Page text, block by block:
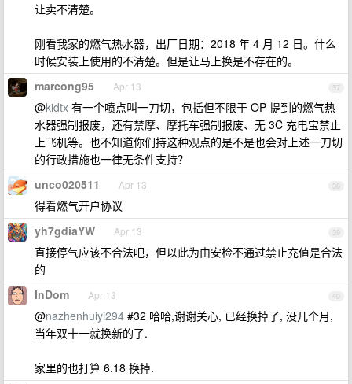
让卖不清楚。
刚看我家的燃气热水器，出厂日期：2018 年 4 月 12 日。什么
时候安装上使用的不清楚。但是让马上换是不存在的。
37
marcong95 Apr 13
@kidtx 有一个喷点叫一刀切，包括但不限于 OP 提到的燃气热
水器强制报废，还有禁摩、摩托车强制报废、无 3C 充电宝禁止
上飞机等。也不知道你们持这种观点的是不是也会对上述一刀切
的行政措施也一律无条件支持？
38
unco020511 Apr 13
得看燃气开户协议
39
yh7gdiaYW Apr 13
直接停气应该不合法吧，但以此为由安检不通过禁止充值是合法
的
40
InDom Apr 13
@nazhenhuiyi294 #32 哈哈,谢谢关心, 已经换掉了, 没几个月,
当年双十一就换新的了.
家里的也打算 6.18 换掉.